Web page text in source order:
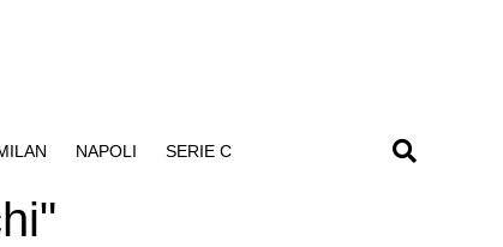
NAPOLI SERIE C